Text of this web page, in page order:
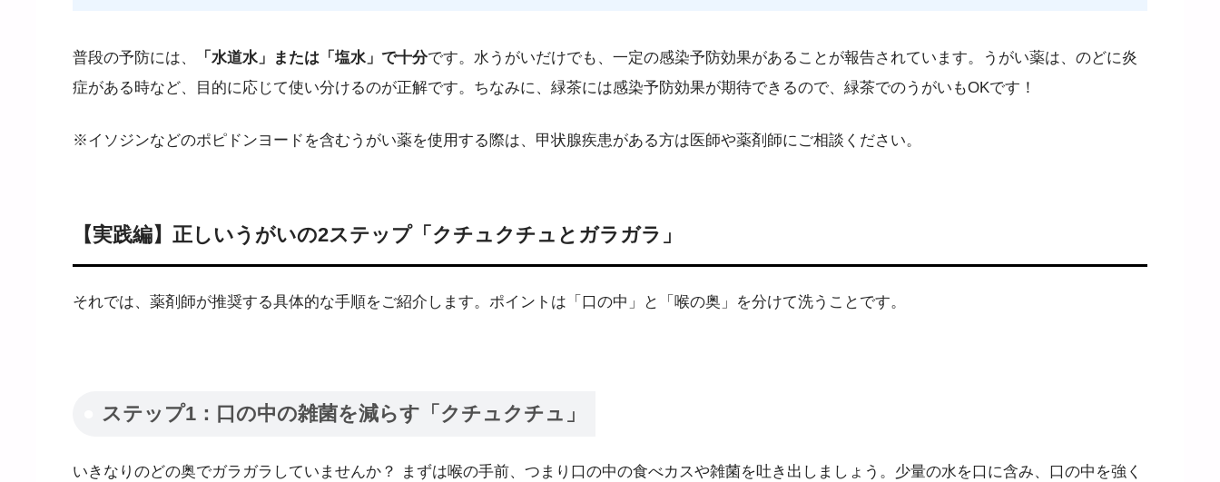
普段の予防には、 「水道水」または「塩水」で十分です。水うがいだけでも、一定の感染予防効果があることが報告されています。うがい薬は、のどに炎
症がある時など、目的に応じて使い分けるのが正解です。ちなみに、緑茶には感染予防効果が期待できるので、緑茶でのうがいもOKです！
※イソジンなどのポピドンヨードを含むうがい薬を使用する際は、甲状腺疾患がある方は医師や薬剤師にご相談ください。
【実践編】正しいうがいの2ステップ「クチュクチュとガラガラ」
それでは、薬剤師が推奨する具体的な手順をご紹介します。ポイントは「口の中」と「喉の奥」を分けて洗うことです。
ステップ1：口の中の雑菌を減らす「クチュクチュ」
いきなりのどの奥でガラガラしていませんか？ まずは喉の手前、つまり口の中の食べカスや雑菌を吐き出しましょう。少量の水を口に含み、口の中を強く